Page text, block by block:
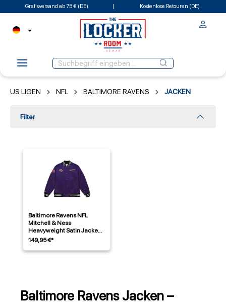
Gratisversand ab 75 € (DE) Kostenlose Retouren (DE)
US LIGEN NFL BALTIMORE RAVENS JACKEN
Filter
Baltimore Ravens NFL
Mitchell & Ness
Heavyweight Satin Jacke
Lila
149,95 €*
Baltimore Ravens Jacken –